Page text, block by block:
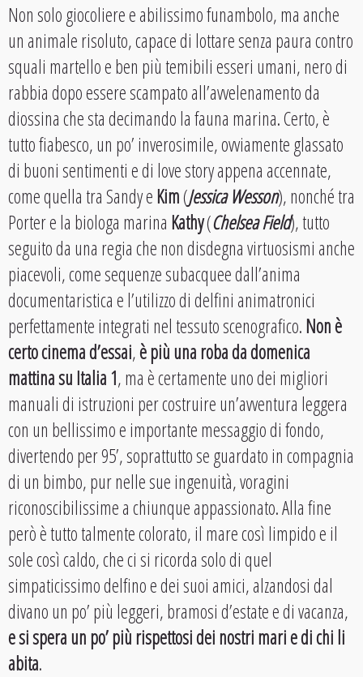
Non solo giocoliere e abilissimo funambolo, ma anche
un animale risoluto, capace di lottare senza paura contro
squali martello e ben più temibili esseri umani, nero di
rabbia dopo essere scampato all’avvelenamento da
diossina che sta decimando la fauna marina. Certo, è
tutto fiabesco, un po’ inverosimile, ovviamente glassato
di buoni sentimenti e di love story appena accennate,
come quella tra Sandy eKim(Jessica Wesson), nonché tra
Porter e la biologa marina Kathy(Chelsea Field), tutto
seguito da una regia che non disdegna virtuosismi anche
piacevoli, come sequenze subacquee dall’anima
documentaristica e l’utilizzo di delfini animatronici
perfettamente integrati nel tessuto scenografico.Non è
certo cinema d’essai,è più una roba da domenica
mattina su Italia 1, ma è certamente uno dei migliori
manuali di istruzioni per costruire un’avventura leggera
con un bellissimo e importante messaggio di fondo,
divertendo per 95’, soprattutto se guardato in compagnia
di un bimbo, pur nelle sue ingenuità, voragini
riconoscibilissime a chiunque appassionato. Alla fine
però è tutto talmente colorato, il mare così limpido e il
sole così caldo, che ci si ricorda solo di quel
simpaticissimo delfino e dei suoi amici, alzandosi dal
divano un po’ più leggeri, bramosi d’estate e di vacanza,
e si spera un po’ più rispettosi dei nostri mari e di chi li
abita.